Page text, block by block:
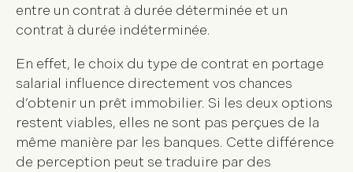
entre un contrat à durée déterminée et un
contrat à durée indéterminée.
En effet, le choix du type de contrat en portage
salarial influence directement vos chances
d’obtenir un prêt immobilier. Si les deux options
restent viables, elles ne sont pas perçues de la
même manière par les banques. Cette différence
de perception peut se traduire par des